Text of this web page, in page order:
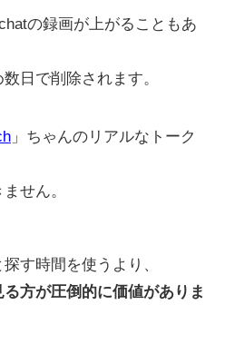
の録画が上がることもあ
日で削除されます。
」ちゃんのリアルなトーク
せん。
す時間を使うより、
方が圧倒的に価値がありま